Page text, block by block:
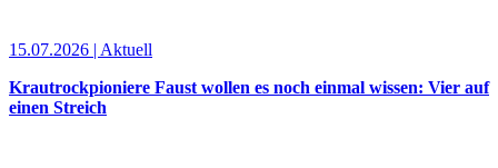
15.07.2026 | Aktuell
Krautrockpioniere Faust wollen es noch einmal wissen: Vier auf
einen Streich